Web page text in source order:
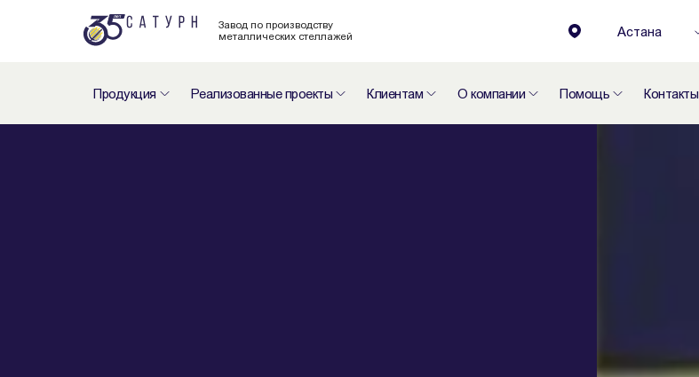
Завод по производству
металлических стеллажей
Астана
Продукция Реализованные проекты Клиентам О компании Помощь Контакты